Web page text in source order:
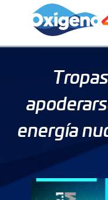
energía